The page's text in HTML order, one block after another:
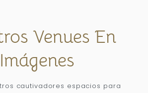
Venues En
Imágenes
cautivadores espacios para